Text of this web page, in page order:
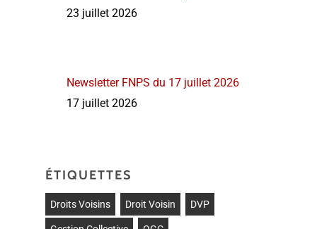
23 juillet 2026
Newsletter FNPS du 17 juillet 2026
17 juillet 2026
ÉTIQUETTES
Droits Voisins Droit Voisin DVP